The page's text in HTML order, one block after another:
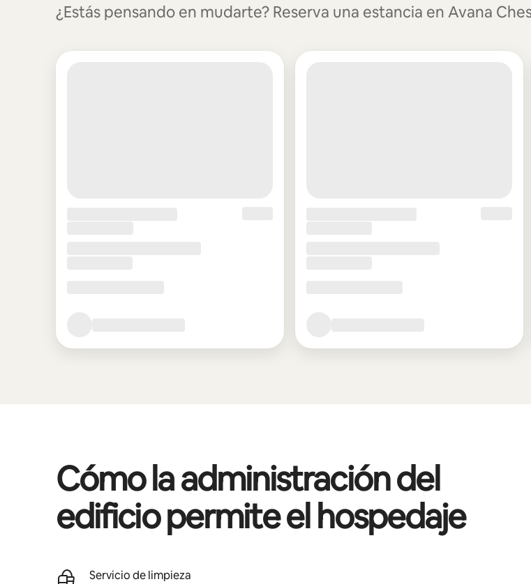
¿Estás pensando en mudarte? Reserva una estancia en Avana
Cómo la administración del
edificio permite el hospedaje
Servicio de limpieza